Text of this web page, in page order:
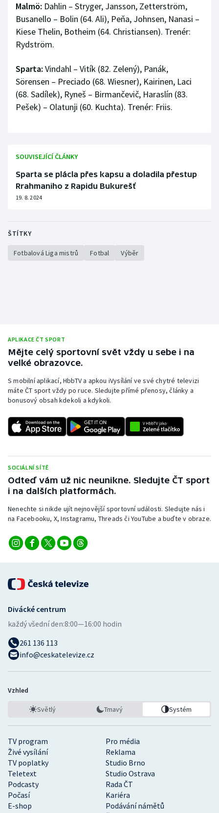
Malmö: Dahlin – Stryger, Jansson, Zetterström,
Busanello – Bolin (64. Ali), Peňa, Johnsen, Nanasi –
Kiese Thelin, Botheim (64. Christiansen). Trenér:
Rydström.
Sparta: Vindahl – Vitík (82. Zelený), Panák,
Sörensen – Preciado (68. Wiesner), Kairinen, Laci
(68. Sadílek), Ryneš – Birmančevič, Haraslín (83.
Pešek) – Olatunji (60. Kuchta). Trenér: Friis.
SOUVISEJÍCÍ ČLÁNKY
Sparta se plácla přes kapsu a doladila přestup
Rrahmaniho z Rapidu Bukurešť
19. 8. 2024
ŠTÍTKY
Fotbalová Liga mistrů Fotbal Výběr
APLIKACE ČT SPORT
Mějte celý sportovní svět vždy u sebe i na
velké obrazovce.
S mobilní aplikací, HbbTV a apkou iVysílání ve své chytré televizi
máte ČT sport vždy po ruce. Sledujte přímé přenosy, články a
bonusový obsah kdekoli a kdykoli.
SOCIÁLNÍ SÍTĚ
Odteď vám už nic neunikne. Sledujte ČT sport
i na dalších platformách.
Nenechte si nikde ujít nejnovější sportovní události. Sledujte nás i
na Facebooku, X, Instagramu, Threads či YouTube a buďte v obraze.
TV program
Pro média
Živé vysílání
Reklama
TV poplatky
Studio Brno
Teletext
Studio Ostrava
Podcasty
Rada ČT
Počasí
Kariéra
E-shop
Podávání námětů
Divácké centrum
každý všední den:8:00—16:00 hodin
261 136 113
info@ceskatelevize.cz
Vzhled
Světlý Tmavý Systém